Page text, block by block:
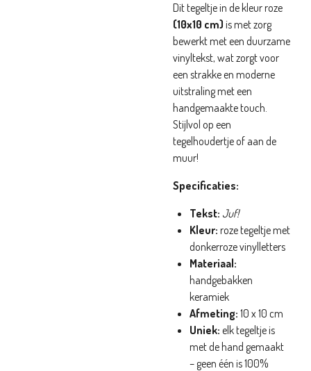
Dit tegeltje in de kleur roze
(10x10 cm) is met zorg
bewerkt met een duurzame
vinyltekst, wat zorgt voor
een strakke en moderne
uitstraling met een
handgemaakte touch.
Stijlvol op een
tegelhoudertje of aan de
muur!
Specificaties:
Tekst: Juf!
Kleur: roze tegeltje met
donkerroze vinylletters
Materiaal:
handgebakken
keramiek
Afmeting: 10 x 10 cm
Uniek: elk tegeltje is
met de hand gemaakt
– geen één is 100%